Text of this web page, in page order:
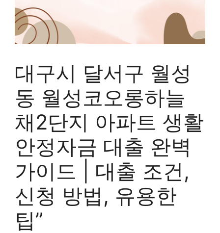
대구시 달서구 월성
동 월성코오롱하늘
채2단지 아파트 생활
안정자금 대출 완벽
가이드 | 대출 조건,
신청 방법, 유용한
팁”